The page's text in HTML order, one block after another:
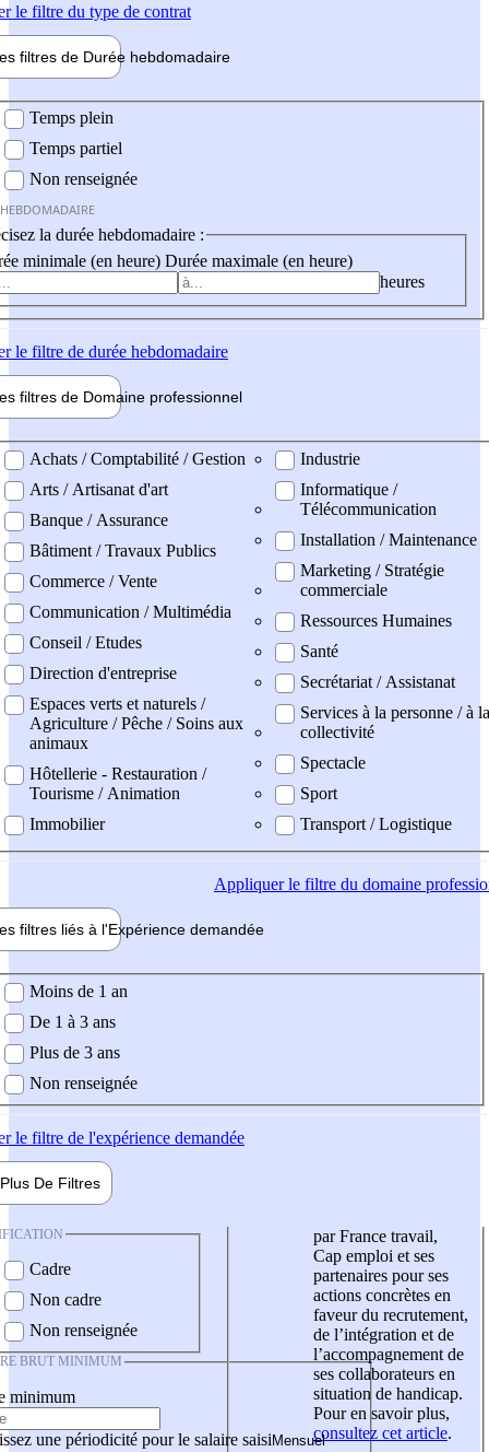
le filtre du type de contrat
filtres de Durée hebdomadaire
Temps plein
Temps partiel
Non renseignée
la durée hebdomadaire :
minimale (en heure) Durée maximale (en heure)
heures
le filtre de durée hebdomadaire
filtres de Domaine professionnel
professionel
Achats / Comptabilité / Gestion
Arts / Artisanat d'art
Banque / Assurance
Bâtiment / Travaux Publics
Commerce / Vente
Communication / Multimédia
Conseil / Etudes
Direction d'entreprise
Espaces verts et naturels /
Agriculture / Pêche / Soins aux
animaux
Hôtellerie - Restauration /
Tourisme / Animation
Immobilier
Industrie
Informatique /
Télécommunication
Installation / Maintenance
Marketing / Stratégie
commerciale
Ressources Humaines
Santé
Secrétariat / Assistanat
Services à la personne / à la
collectivité
Spectacle
Sport
Transport / Logistique
Appliquerle filtre du domaine
filtres liés à l'Expérience demandée
demandée
Moins de 1 an
De 1 à 3 ans
Plus de 3 ans
Non renseignée
le filtre de l'expérience demandée
Plus De Filtres
Cadre
Non cadre
Non renseignée
BRUT MINIMUM
minimum
une périodicité pour le salaire saisi
par France travail,
Cap emploi et ses
partenaires pour ses
actions concrètes en
faveur du recrutement,
de l’intégration et de
l’accompagnement de
ses collaborateurs en
situation de handicap.
Pour en savoir plus,
consultez cet article.